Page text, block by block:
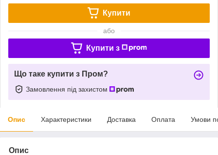
Купити
або
Купити з
Що таке купити з Пром?
Замовлення під захистом
Опис Характеристики Доставка Оплата Умови
Опис